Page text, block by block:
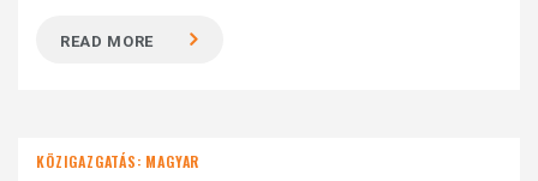
READ MORE
KÖZIGAZGATÁS: MAGYAR